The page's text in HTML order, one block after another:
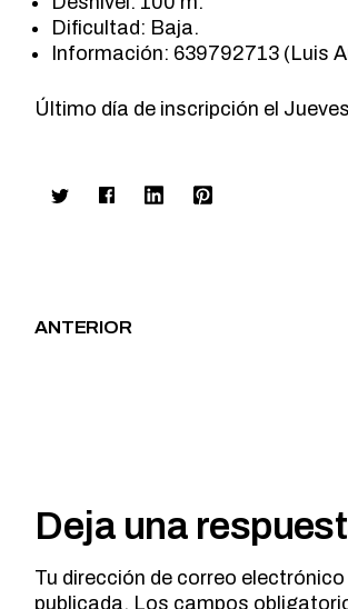
Dificultad: Baja.
Información: 639792713 (Luis
Último día de inscripción el
ANTERIOR
Deja una
Tu dirección de correo
publicada. Los campos